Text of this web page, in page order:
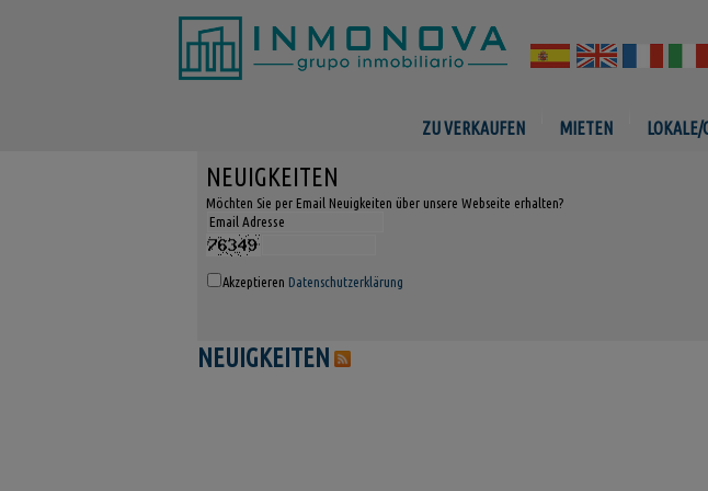
ZU VERKAUFEN MIETEN LOKALE/
NEUIGKEITEN
Möchten Sie per Email Neuigkeiten über unsere Webseite erhalten?
Akzeptieren Datenschutzerklärung
NEUIGKEITEN